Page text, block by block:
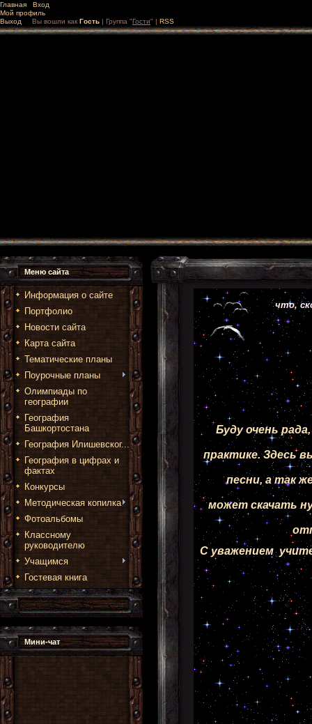
Главная
Вход
Мой профиль
Выход
Вы вошли как Гость | Группа "Гости" | RSS
Меню сайта
Информация о сайте
Портфолио
Новости сайта
Карта сайта
Тематические планы
Поурочные планы
Олимпиады по
географии
География
Башкортостана
География Илишевског...
География в цифрах и
фактах
Конкурсы
Методическая копилка
Фотоальбомы
Классному
руководителю
Учащимся
Гостевая книга
Мини-чат
что,
Буду очень
практике. Здесь
песни, а так
может скачать
С уважением